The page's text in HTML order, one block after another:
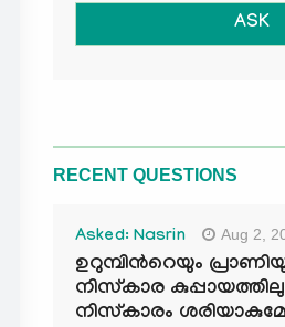
ASK
RECENT QUESTIONS
Asked: Nasrin Aug 2,
ഉറുമ്പിന്‍റെയും
നിസ്കാര
നിസ്കാരം